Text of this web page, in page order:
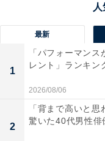
回答者からは「温
だから」（30代女
面と周囲の山々が織
から」（30代女性
麗だった。船から
性／京都府）といっ
最新
1
「パフォーマン
レント」ランキン
2026/08/06
2
「背まで高いと
驚いた40代男性俳